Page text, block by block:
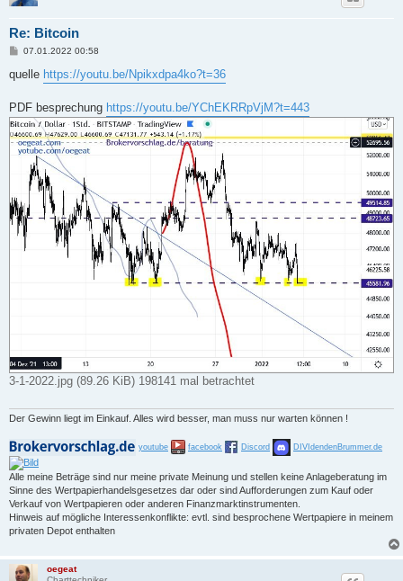
Re: Bitcoin
B
i
a
g
07.01.2022 00:58
quelle https://youtu.be/Npikxdpa4ko?t=36
PDF besprechung https://youtu.be/YChEKRRpVjM?t=443
3-1-2022.jpg (89.26 KiB) 198141 mal betrachtet
Der Gewinn liegt im Einkauf. Alles wird besser, man muss nur warten können !
youtube facebook Discord DIVIdendenBrummer.de
Alle meine Beträge sind nur meine private Meinung und stellen keine Anlageberatung im
Sinne des Wertpapierhandelsgesetzes dar oder sind Aufforderungen zum Kauf oder
Verkauf von Wertpapieren oder anderen Finanzmarktinstrumenten.
Hinweis auf mögliche Interessenkonflikte: evtl. sind besprochene Wertpapiere in meinem
privaten Depot enthalten
oegeat